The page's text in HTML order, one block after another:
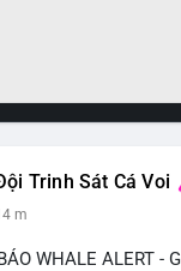
Trinh Sát Cá Voi
m
WHALE ALERT -